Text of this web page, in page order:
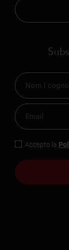
Accepto la